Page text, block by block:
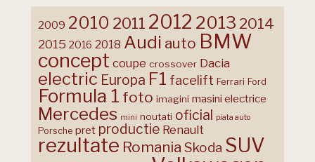
2009 2010 2011 2012 2013 2014
2015 2016 2018 Audi auto BMW
concept coupe crossover Dacia
electric Europa F1 facelift Ferrari Ford
Formula 1 foto imagini masini electrice
Mercedes mini noutati oficial piata auto
Porsche pret productie Renault
rezultate Romania Skoda SUV